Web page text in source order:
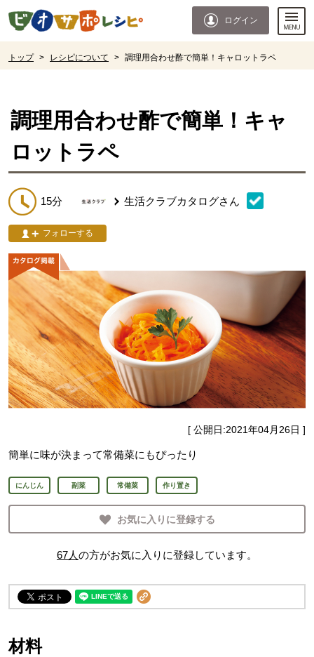
ページの先頭です。
ログイン
トップ > レシピについて > 調理用合わせ酢で簡単！キャロットラペ
調理用合わせ酢で簡単！キャ
ロットラペ
15分 生活クラブカタログさん
フォローする
[ 公開日:2021年04月26日 ]
簡単に味が決まって常備菜にもぴったり
にんじん 副菜 常備菜 作り置き
お気に入りに登録する
67人の方がお気に入りに登録しています。
材料